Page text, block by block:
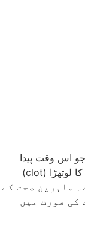
اس وقت پیدا
ہوتی ہے جب پھیپھڑوں کی شریانوں میں خون کا لوتھڑا (clot)
ماہرین صحت کے
کی صورت میں